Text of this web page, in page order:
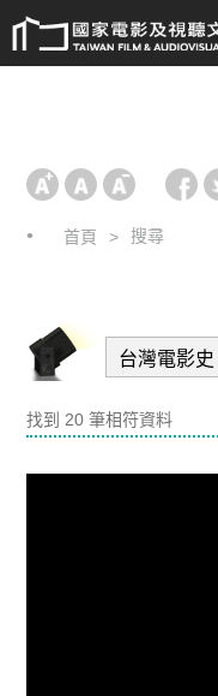
首頁 搜尋
找到 20 筆相符資料